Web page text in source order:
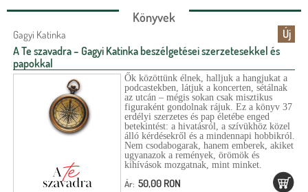
Könyvek
Új
Gagyi Katinka
A Te szavadra – Gagyi Katinka beszélgetései szerzetesekkel és
papokkal
Ők közöttünk élnek, halljuk a hangjukat a
podcastekben, látjuk a koncerten, sétálnak
az utcán – mégis sokan csak misztikus
figuraként gondolnak rájuk. Ez a könyv 37
erdélyi szerzetes és pap életébe enged
betekintést: a hivatásról, a szívükhöz közel
álló kérdésekről és a mindennapi hobbikról.
Nem csodabogarak, hanem emberek, akiket
ugyanazok a remények, örömök és
kihívások mozgatnak, mint minket.
Ár: 50,00 RON